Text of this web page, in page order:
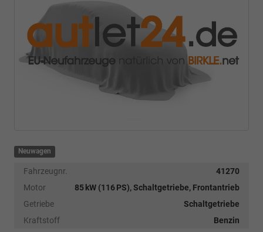
Neuwagen
Fahrzeugnr.
41270
Motor
85 kW (116 PS), Schaltgetriebe, Frontantrieb
Getriebe
Schaltgetriebe
Kraftstoff
Benzin